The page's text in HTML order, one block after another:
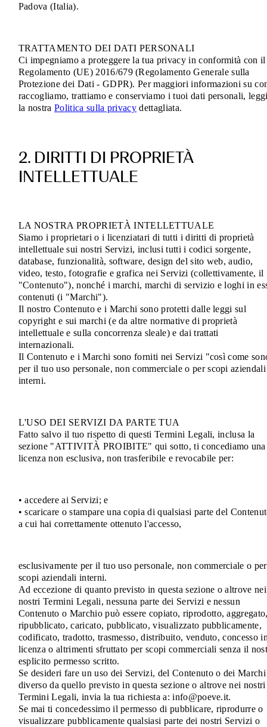
Padova (Italia).
TRATTAMENTO DEI DATI PERSONALI
Ci impegniamo a proteggere la tua privacy in conformità con il
Regolamento (UE) 2016/679 (Regolamento Generale sulla
Protezione dei Dati - GDPR). Per maggiori informazioni su
raccogliamo, trattiamo e conserviamo i tuoi dati personali,
la nostraPolitica sulla privacy dettagliata.
2. DIRITTI DI PROPRIETÀ
INTELLETTUALE
LA NOSTRA PROPRIETÀ INTELLETTUALE
Siamo i proprietari o i licenziatari di tutti i diritti di proprietà
intellettuale sui nostri Servizi, inclusi tutti i codici sorgente,
database, funzionalità, software, design del sito web, audio,
video, testo, fotografie e grafica nei Servizi (collettivamente, il
"Contenuto"), nonché i marchi, marchi di servizio e loghi in
contenuti (i "Marchi").
Il nostro Contenuto e i Marchi sono protetti dalle leggi sul
copyright e sui marchi (e da altre normative di proprietà
intellettuale e sulla concorrenza sleale) e dai trattati
internazionali.
Il Contenuto e i Marchi sono forniti nei Servizi "così come
per il tuo uso personale, non commerciale o per scopi aziendali
interni.
L'USO DEI SERVIZI DA PARTE TUA
Fatto salvo il tuo rispetto di questi Termini Legali, inclusa la
sezione "ATTIVITÀ PROIBITE" qui sotto, ti concediamo una
licenza non esclusiva, non trasferibile e revocabile per:
• accedere ai Servizi; e
• scaricare o stampare una copia di qualsiasi parte del
a cui hai correttamente ottenuto l'accesso,
esclusivamente per il tuo uso personale, non commerciale o per
scopi aziendali interni.
Ad eccezione di quanto previsto in questa sezione o altrove nei
nostri Termini Legali, nessuna parte dei Servizi e nessun
Contenuto o Marchio può essere copiato, riprodotto,
ripubblicato, caricato, pubblicato, visualizzato pubblicamente,
codificato, tradotto, trasmesso, distribuito, venduto, concesso
licenza o altrimenti sfruttato per scopi commerciali senza il
esplicito permesso scritto.
Se desideri fare un uso dei Servizi, del Contenuto o dei Marchi
diverso da quello previsto in questa sezione o altrove nei nostri
Termini Legali, invia la tua richiesta a: info@poeve.it.
Se mai ti concedessimo il permesso di pubblicare, riprodurre o
visualizzare pubblicamente qualsiasi parte dei nostri Servizi o